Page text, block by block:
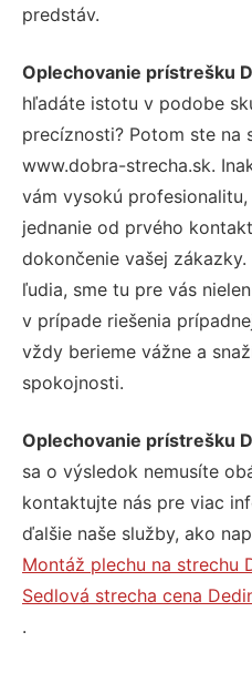
predstáv.
Oplechovanie prístrešku
hľadáte istotu v podobe
precíznosti? Potom ste na
www.dobra-strecha.sk.
vám vysokú
jednanie od prvého
dokončenie vašej
ľudia, sme tu pre vás
v prípade riešenia
vždy berieme vážne a
spokojnosti.
Oplechovanie prístrešku
sa o výsledok nemusíte
kontaktujte nás pre viac
ďalšie naše služby, ako
Montáž plechu na strechu
Sedlová strecha cena
.